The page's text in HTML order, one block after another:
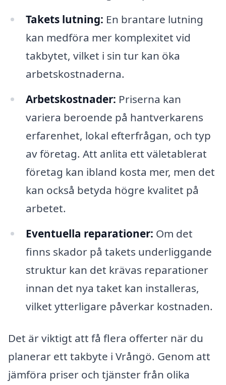
Takets lutning: En brantare lutning
kan medföra mer komplexitet vid
takbytet, vilket i sin tur kan öka
arbetskostnaderna.
Arbetskostnader: Priserna kan
variera beroende på hantverkarens
erfarenhet, lokal efterfrågan, och typ
av företag. Att anlita ett väletablerat
företag kan ibland kosta mer, men det
kan också betyda högre kvalitet på
arbetet.
Eventuella reparationer: Om det
finns skador på takets underliggande
struktur kan det krävas reparationer
innan det nya taket kan installeras,
vilket ytterligare påverkar kostnaden.
Det är viktigt att få flera offerter när du
planerar ett takbyte i Vrångö. Genom att
jämföra priser och tjänster från olika